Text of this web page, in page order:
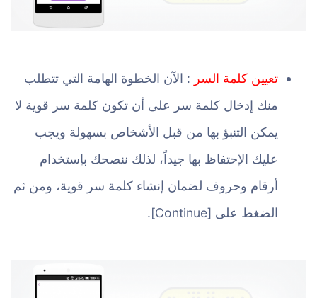
تعيين كلمة السر : الآن الخطوة الهامة التي تتطلب
منك إدخال كلمة سر على أن تكون كلمة سر قوية لا
يمكن التنبؤ بها من قبل الأشخاص بسهولة ويجب
عليك الإحتفاظ بها جيداً، لذلك ننصحك بإستخدام
أرقام وحروف لضمان إنشاء كلمة سر قوية، ومن ثم
الضغط على [Continue].